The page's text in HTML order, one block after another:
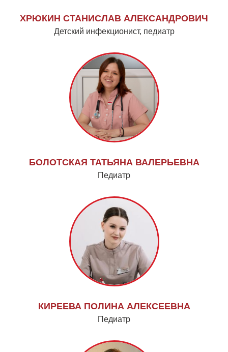
ХРЮКИН СТАНИСЛАВ АЛЕКСАНДРОВИЧ
Детский инфекционист, педиатр
БОЛОТСКАЯ ТАТЬЯНА ВАЛЕРЬЕВНА
Педиатр
КИРЕЕВА ПОЛИНА АЛЕКСЕЕВНА
Педиатр